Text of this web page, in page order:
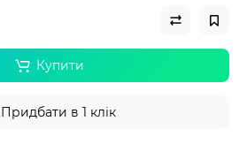
Купити
Придбати в 1 клік